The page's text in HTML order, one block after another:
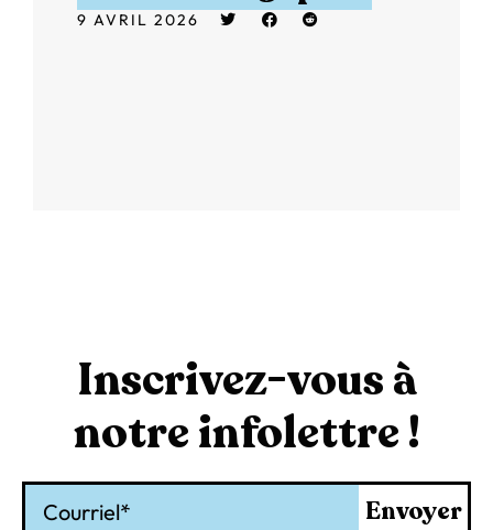
9 AVRIL 2026
Inscrivez-vous à
notre infolettre !
Envoyer